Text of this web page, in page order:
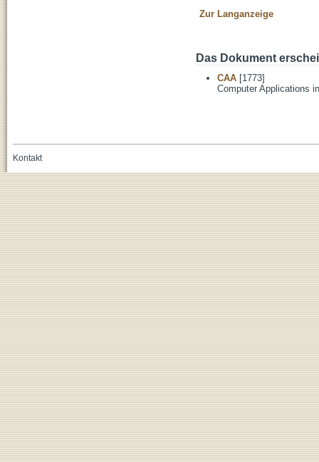
Zur Langanzeige
Das Dokument
CAA [1773]
Computer Applications
Kontakt